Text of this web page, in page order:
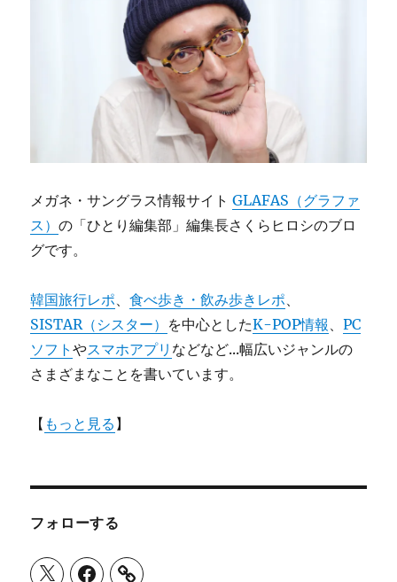
メガネ・サングラス情報サイトGLAFAS（グラファ
ス）の「ひとり編集部」編集長さくらヒロシのブロ
グです。
韓国旅行レポ 、食べ歩き・飲み歩きレポ
SISTAR（シスター） を中心としたK-POP情報 、PC
ソフトやスマホアプリ などなど...幅広いジャンルの
さまざまなことを書いています。
【 もっと見る 】
フォローする
X Facebook